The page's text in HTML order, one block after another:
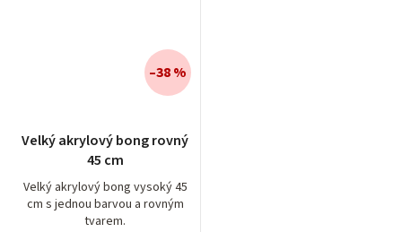
Velký akrylový bong rovný
45 cm
Velký akrylový bong vysoký 45
cm s jednou barvou a rovným
tvarem.
–38 %